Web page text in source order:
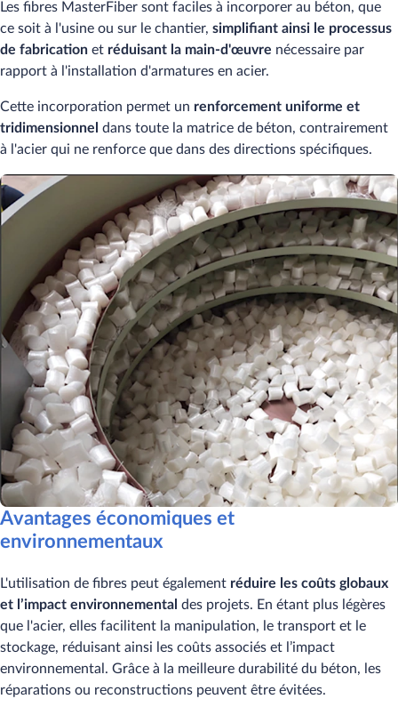
Les fibres MasterFiber sont faciles à incorporer au béton, que
ce soit à l'usine ou sur le chantier, simplifiant ainsi le processus
de fabrication et réduisant la main-d'œuvre nécessaire par
rapport à l'installation d'armatures en acier.
Cette incorporation permet un renforcement uniforme et
tridimensionnel dans toute la matrice de béton, contrairement
à l'acier qui ne renforce que dans des directions spécifiques.
Avantages économiques et
environnementaux
L'utilisation de fibres peut également réduire les coûts globaux
et l’impact environnemental des projets. En étant plus légères
que l'acier, elles facilitent la manipulation, le transport et le
stockage, réduisant ainsi les coûts associés et l’impact
environnemental. Grâce à la meilleure durabilité du béton, les
réparations ou reconstructions peuvent être évitées.